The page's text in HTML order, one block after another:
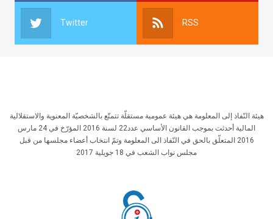
Twitter RSS
هيئة النّفاذ إلى المعلومة هي هيئة عمومية مستقلّة تتمتّع بالشخصيّة المعنوية والاستقلالية
المالية أحدثت بموجب القانون الأساسي عدد22 لسنة 2016 المؤرّخ في 24 مارس
2016 المتعلّق بالحق في النّفاذ الى المعلومة وتمّ انتخاب أعضاء مجلسها من قبل
مجلس نواب الشعب في 18 جويلية 2017